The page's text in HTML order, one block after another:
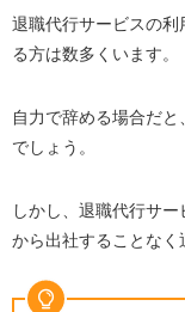
退職代行サービスの
る方は数多くいます。
自力で辞める場合だ
でしょう。
しかし、退職代行サ
から出社することなく